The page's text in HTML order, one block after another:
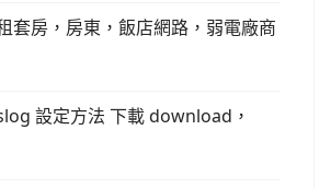
套房，房東，飯店網路，弱電廠商
設定方法 下載 download，